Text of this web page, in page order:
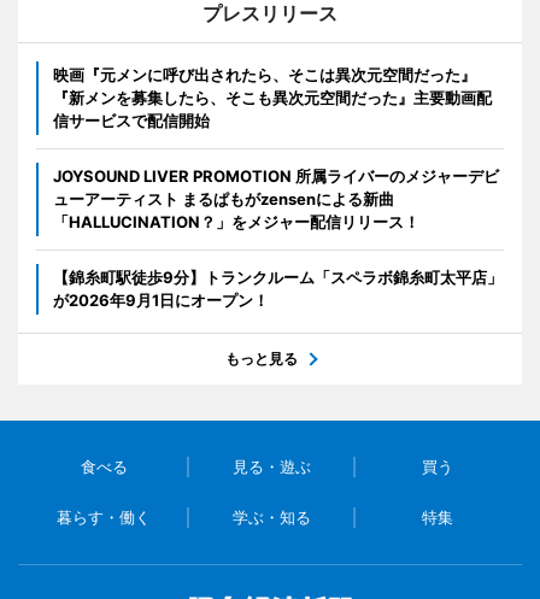
プレスリリース
映画『元メンに呼び出されたら、そこは異次元空間だった』
『新メンを募集したら、そこも異次元空間だった』主要動画配
信サービスで配信開始
JOYSOUND LIVER PROMOTION 所属ライバーのメジャーデビ
ューアーティスト まるぱもがzensenによる新曲
「HALLUCINATION？」をメジャー配信リリース！
【錦糸町駅徒歩9分】トランクルーム「スペラボ錦糸町太平店」
が2026年9月1日にオープン！
もっと見る
食べる 見る・遊ぶ 買う
暮らす・働く 学ぶ・知る 特集